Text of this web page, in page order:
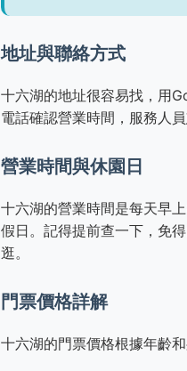
地址與聯絡方式
十六湖的地址很容易找，用
電話確認營業時間，服務人
營業時間與休園日
十六湖的營業時間是每天早
假日。記得提前查一下，免
逛。
門票價格詳解
十六湖的門票價格根據年齡